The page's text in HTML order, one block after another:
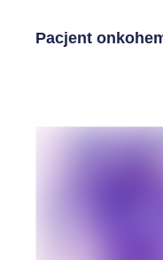
Pacjent